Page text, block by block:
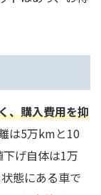
、購入費用を抑
は5万kmと10
げ自体は1万
態にある車で